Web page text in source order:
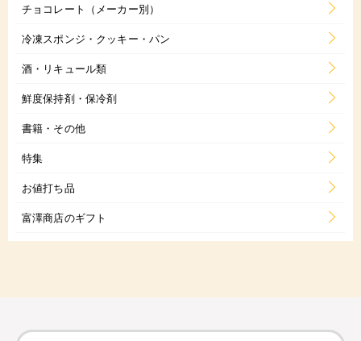
チョコレート（メーカー別）
冷凍スポンジ・クッキー・パン
酒・リキュール類
鮮度保持剤・保冷剤
書籍・その他
特集
お値打ち品
富澤商店のギフト